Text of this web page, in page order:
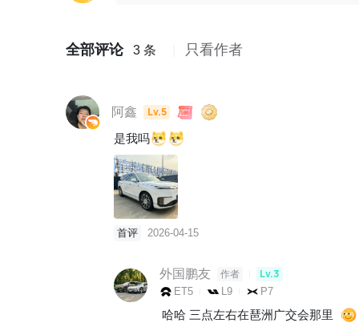
全部评论 3 条 只看作者
阿鑫
Lv.5
是我吗
首评 2026-04-15
外国鹏友 作者 Lv.3
ET5 L9 P7
哈哈 三点左右在琶洲广交会那里